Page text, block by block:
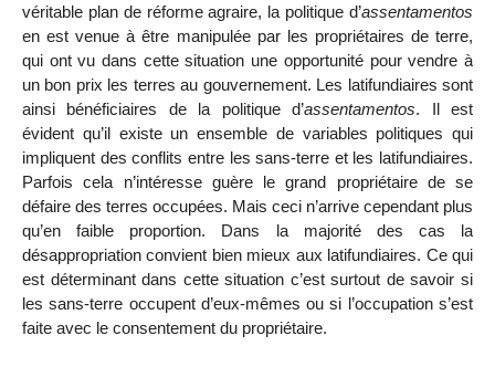
véritable plan de réforme agraire, la politique d’assentamentos
en est venue à être manipulée par les propriétaires de terre,
qui ont vu dans cette situation une opportunité pour vendre à
un bon prix les terres au gouvernement. Les latifundiaires sont
ainsi bénéficiaires de la politique d’assentamentos. Il est
évident qu’il existe un ensemble de variables politiques qui
impliquent des conflits entre les sans-terre et les latifundiaires.
Parfois cela n’intéresse guère le grand propriétaire de se
défaire des terres occupées. Mais ceci n’arrive cependant plus
qu’en faible proportion. Dans la majorité des cas la
désappropriation convient bien mieux aux latifundiaires. Ce qui
est déterminant dans cette situation c’est surtout de savoir si
les sans-terre occupent d’eux-mêmes ou si l’occupation s’est
faite avec le consentement du propriétaire.